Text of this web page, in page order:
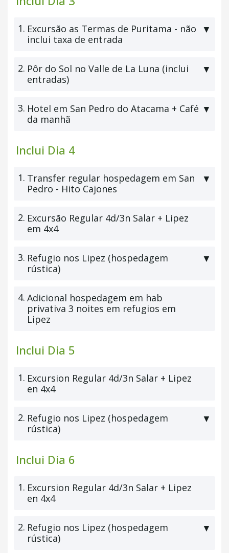
1. Excursão as Termas de Puritama - não
inclui taxa de entrada
▼
2. Pôr do Sol no Valle de La Luna (inclui
entradas)
▼
3. Hotel em San Pedro do Atacama + Café
da manhã
▼
Inclui Dia 4
1. Transfer regular hospedagem em San
Pedro - Hito Cajones
▼
2. Excursão Regular 4d/3n Salar + Lipez
em 4x4
3. Refugio nos Lipez (hospedagem
rústica)
▼
4. Adicional hospedagem em hab
privativa 3 noites em refugios em
Lipez
Inclui Dia 5
1. Excursion Regular 4d/3n Salar + Lipez
en 4x4
2. Refugio nos Lipez (hospedagem
rústica)
▼
Inclui Dia 6
1. Excursion Regular 4d/3n Salar + Lipez
en 4x4
2. Refugio nos Lipez (hospedagem
rústica)
▼